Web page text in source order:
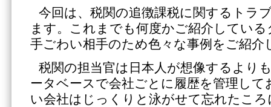
今回は、税関の追徴課税に関するトラ
ます。これまでも何度かご紹介してい
手ごわい相手のため色々な事例をご紹介
税関の担当官は日本人が想像するより
ータベースで会社ごとに履歴を管理して
い会社はじっくりと泳がせて忘れたこ